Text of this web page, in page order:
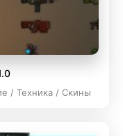
/ Техника / Скины